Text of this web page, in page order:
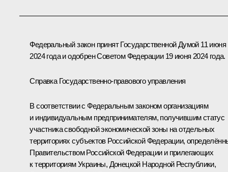
Федеральный закон принят Государственной Думой 11 июня
2024 года и одобрен Советом Федерации 19 июня 2024 года.
Справка Государственно-правового управления
В соответствии с Федеральным законом организациям
и индивидуальным предпринимателям, получившим статус
участника свободной экономической зоны на отдельных
территориях субъектов Российской Федерации,
Правительством Российской Федерации и прилегающих
к территориям Украины, Донецкой Народной Республики,